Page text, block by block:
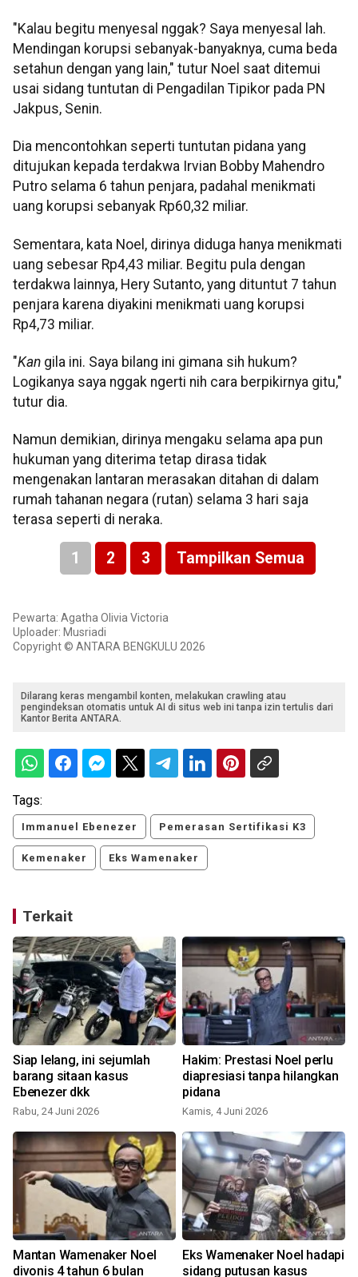
"Kalau begitu menyesal nggak? Saya menyesal lah.
Mendingan korupsi sebanyak-banyaknya, cuma beda
setahun dengan yang lain," tutur Noel saat ditemui
usai sidang tuntutan di Pengadilan Tipikor pada PN
Jakpus, Senin.
Dia mencontohkan seperti tuntutan pidana yang
ditujukan kepada terdakwa Irvian Bobby Mahendro
Putro selama 6 tahun penjara, padahal menikmati
uang korupsi sebanyak Rp60,32 miliar.
Sementara, kata Noel, dirinya diduga hanya menikmati
uang sebesar Rp4,43 miliar. Begitu pula dengan
terdakwa lainnya, Hery Sutanto, yang dituntut 7 tahun
penjara karena diyakini menikmati uang korupsi
Rp4,73 miliar.
"Kan gila ini. Saya bilang ini gimana sih hukum?
Logikanya saya nggak ngerti nih cara berpikirnya gitu,"
tutur dia.
Namun demikian, dirinya mengaku selama apa pun
hukuman yang diterima tetap dirasa tidak
mengenakan lantaran merasakan ditahan di dalam
rumah tahanan negara (rutan) selama 3 hari saja
terasa seperti di neraka.
1 2 3 Tampilkan Semua
Pewarta: Agatha Olivia Victoria
Uploader: Musriadi
Copyright © ANTARA BENGKULU 2026
Dilarang keras mengambil konten, melakukan crawling atau
pengindeksan otomatis untuk AI di situs web ini tanpa izin tertulis dari
Kantor Berita ANTARA.
Tags:
Immanuel Ebenezer Pemerasan Sertifikasi K3
Kemenaker Eks Wamenaker
Terkait
Siap lelang, ini sejumlah
barang sitaan kasus
Ebenezer dkk
Rabu, 24 Juni 2026
Hakim: Prestasi Noel perlu
diapresiasi tanpa hilangkan
pidana
Kamis, 4 Juni 2026
Mantan Wamenaker Noel
divonis 4 tahun 6 bulan
Eks Wamenaker Noel hadapi
sidang putusan kasus